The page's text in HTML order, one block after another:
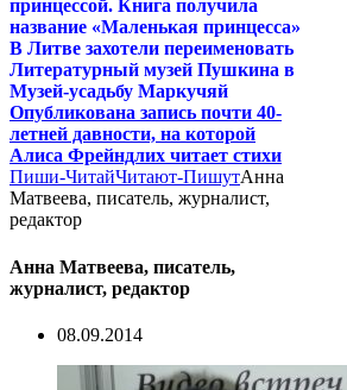
принцессой. Книга получила
название «Маленькая принцесса»
В Литве захотели переименовать
Литературный музей Пушкина в
Музей-усадьбу Маркучяй
Опубликована запись почти 40-
летней давности, на которой
Алиса Фрейндлих читает стихи
Пиши-ЧитайЧитают-ПишутАнна
Матвеева, писатель, журналист,
редактор
Анна Матвеева, писатель,
журналист, редактор
08.09.2014